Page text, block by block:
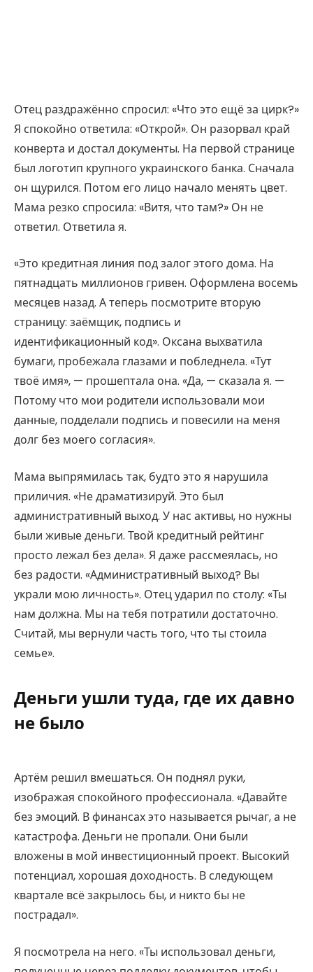
Отец раздражённо спросил: «Что это ещё за цирк?»
Я спокойно ответила: «Открой». Он разорвал край
конверта и достал документы. На первой странице
был логотип крупного украинского банка. Сначала
он щурился. Потом его лицо начало менять цвет.
Мама резко спросила: «Витя, что там?» Он не
ответил. Ответила я.
«Это кредитная линия под залог этого дома. На
пятнадцать миллионов гривен. Оформлена восемь
месяцев назад. А теперь посмотрите вторую
страницу: заёмщик, подпись и
идентификационный код». Оксана выхватила
бумаги, пробежала глазами и побледнела. «Тут
твоё имя», — прошептала она. «Да, — сказала я. —
Потому что мои родители использовали мои
данные, подделали подпись и повесили на меня
долг без моего согласия».
Мама выпрямилась так, будто это я нарушила
приличия. «Не драматизируй. Это был
административный выход. У нас активы, но нужны
были живые деньги. Твой кредитный рейтинг
просто лежал без дела». Я даже рассмеялась, но
без радости. «Административный выход? Вы
украли мою личность». Отец ударил по столу: «Ты
нам должна. Мы на тебя потратили достаточно.
Считай, мы вернули часть того, что ты стоила
семье».
Деньги ушли туда, где их давно
не было
Артём решил вмешаться. Он поднял руки,
изображая спокойного профессионала. «Давайте
без эмоций. В финансах это называется рычаг, а не
катастрофа. Деньги не пропали. Они были
вложены в мой инвестиционный проект. Высокий
потенциал, хорошая доходность. В следующем
квартале всё закрылось бы, и никто бы не
пострадал».
Я посмотрела на него. «Ты использовал деньги,